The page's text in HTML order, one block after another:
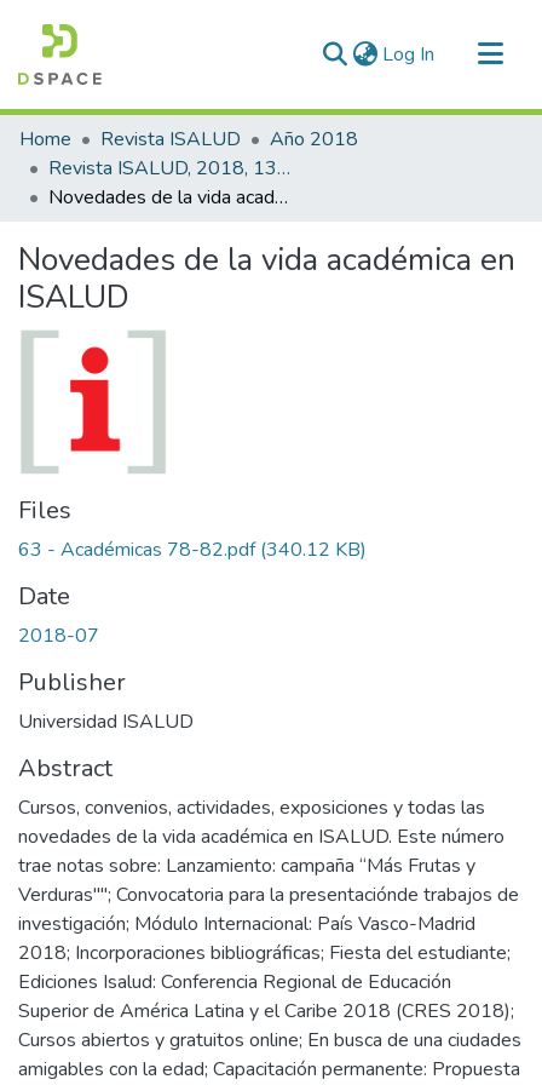
Log In (current)
Communities & Collections
All of DSpace
Statistics
Home Revista ISALUD
Año 2018
Revista ISALUD, 2018, 13(63)
Novedades de la vida académica en ISALUD
Novedades de la vida académica en
ISALUD
Files
63 - Académicas 78-82.pdf(340.12 KB)
Date
2018-07
Publisher
Universidad ISALUD
Abstract
Cursos, convenios, actividades, exposiciones y todas las
novedades de la vida académica en ISALUD. Este número
trae notas sobre: Lanzamiento: campaña “Más Frutas y
Verduras""; Convocatoria para la presentaciónde trabajos de
investigación; Módulo Internacional: País Vasco-Madrid
2018; Incorporaciones bibliográficas; Fiesta del estudiante;
Ediciones Isalud: Conferencia Regional de Educación
Superior de América Latina y el Caribe 2018 (CRES 2018);
Cursos abiertos y gratuitos online; En busca de una ciudades
amigables con la edad; Capacitación permanente: Propuesta